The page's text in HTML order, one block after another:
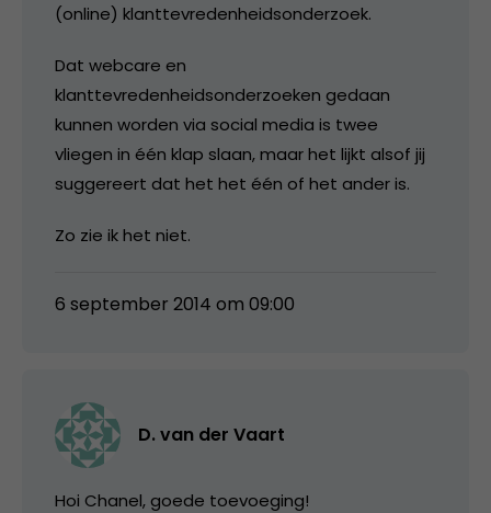
(online) klanttevredenheidsonderzoek.
Dat webcare en
klanttevredenheidsonderzoeken gedaan
kunnen worden via social media is twee
vliegen in één klap slaan, maar het lijkt alsof jij
suggereert dat het het één of het ander is.
Zo zie ik het niet.
6 september 2014 om 09:00
D. van der Vaart
Hoi Chanel, goede toevoeging!